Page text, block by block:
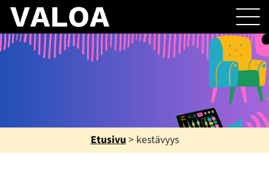
Etusivu > kestävyys